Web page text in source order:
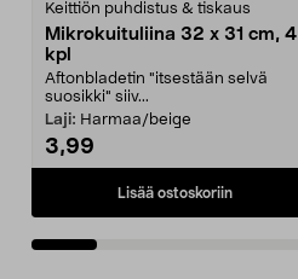
Keittiön puhdistus & tiskaus
Mikrokuituliina 32 x 31 cm, 4
kpl
Aftonbladetin "itsestään selvä
suosikki" siiv...
Laji: Harmaa/beige
3,99
Lisää ostoskoriin